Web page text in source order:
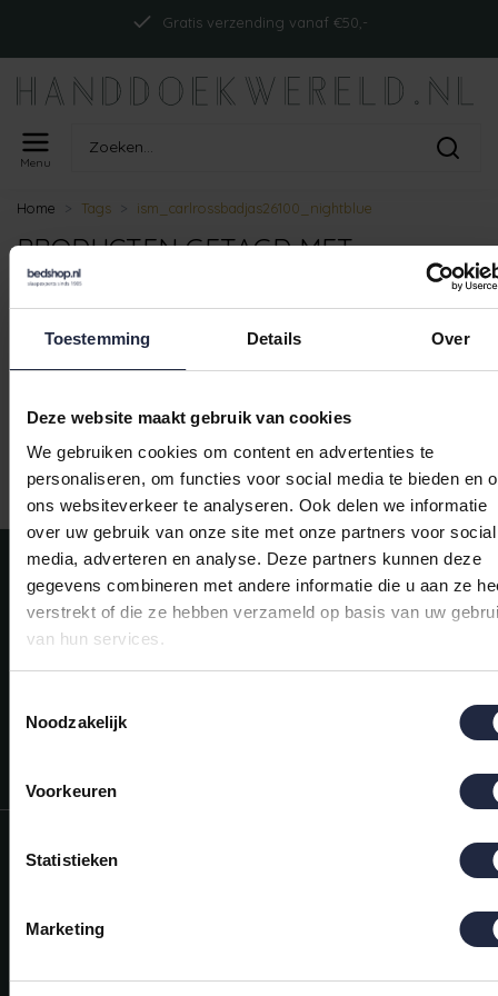
Toestemming Details Over
Deze website maakt gebruik van cookies
We gebruiken cookies om content en advertenties te
personaliseren, om functies voor social media te bieden en
ons websiteverkeer te analyseren. Ook delen we informatie
over uw gebruik van onze site met onze partners voor social
media, adverteren en analyse. Deze partners kunnen deze
gegevens combineren met andere informatie die u aan ze
verstrekt of die ze hebben verzameld op basis van uw
van hun services.
Noodzakelijk
Voorkeuren
Statistieken
Marketing
Gratis verzending vanaf €50,-
Menu
Home Tags ism_carlrossbadjas26100_nightblue
PRODUCTEN GETAGD MET
Geen producten gevonden!
Meld je aan voor onze nieuwsbrief!
AANMELDEN
Categorieën
Contactgegevens